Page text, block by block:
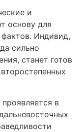
и
основу для
Индивид,
сильно
станет готов
в